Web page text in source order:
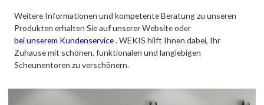
Weitere Informationen und kompetente Beratung zu unseren
Produkten erhalten Sie auf unserer Website oder
bei unserem Kundenservice. WEKIS hilft Ihnen dabei, Ihr
Zuhause mit schönen, funktionalen und langlebigen
Scheunentoren zu verschönern.